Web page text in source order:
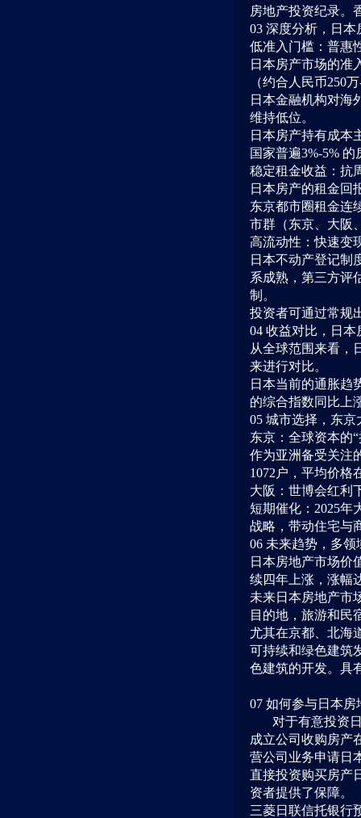
房地产投资纪录。
03 深度分析，日
低准入门槛：普惠
日本房产市场的准
（约合人民币250
日本金融机构对海
维持低位。
日本房产持有成本
国家普遍3%-5%
稳定租金收益：抗
日本房产的租金回
东京都市圈租金连
市群（东京、大阪
高流动性：快速变
日本不动产登记制
系成熟，第三方评
制。
投资者可通过常规
04 收益对比，日本
从全球范围来看，
来进行对比。
日本当前的通胀趋
的综合指数同比上
05 城市选择，东京
东京：全球资本的
作为亚洲备受关注
1072户，平均价格
大阪：世博会红利
短期催化：2025年
战略，带动住宅与
06 未来趋势，多
日本房地产市场价
续四年上涨，涨幅
未来日本房地产市
目的地，旅游和民
尤其在京都、北海
可持续和绿色建筑
色建筑的开发。具
07 如何参与日本
对于有意投资
成立公司收购房产
营公司业务申请日
直接投资购买房产
资者提供了保障。
三菱日联信托银行